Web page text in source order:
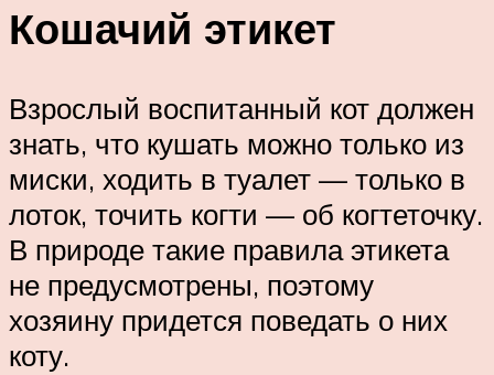
Кошачий этикет
Взрослый воспитанный кот должен
знать, что кушать можно только из
миски, ходить в туалет — только в
лоток, точить когти — об когтеточку.
В природе такие правила этикета
не предусмотрены, поэтому
хозяину придется поведать о них
коту.